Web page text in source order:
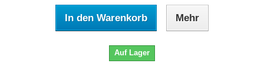
In den Warenkorb Mehr
Auf Lager